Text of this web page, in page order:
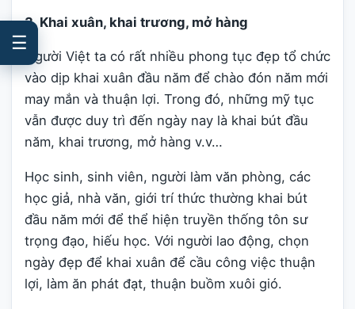
3. Khai xuân, khai trương, mở hàng
Người Việt ta có rất nhiều phong tục đẹp tổ chức
vào dịp khai xuân đầu năm để chào đón năm mới
may mắn và thuận lợi. Trong đó, những mỹ tục
vẫn được duy trì đến ngày nay là khai bút đầu
năm, khai trương, mở hàng v.v…
Học sinh, sinh viên, người làm văn phòng, các
học giả, nhà văn, giới trí thức thường khai bút
đầu năm mới để thể hiện truyền thống tôn sư
trọng đạo, hiếu học. Với người lao động, chọn
ngày đẹp để khai xuân để cầu công việc thuận
lợi, làm ăn phát đạt, thuận buồm xuôi gió.
☰